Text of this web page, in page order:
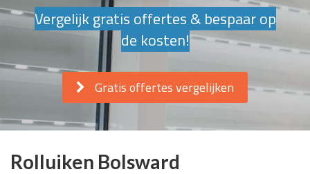
Vergelijk gratis offertes & bespaar op
de kosten!
Gratis offertes vergelijken
Rolluiken Bolsward